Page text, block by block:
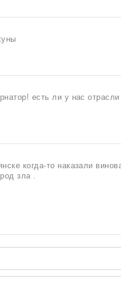
есть ли у нас
когда-то наказали
зла .